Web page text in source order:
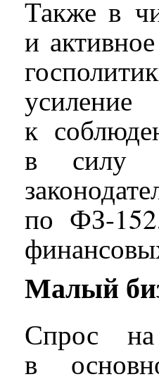
Также в
и
к
в силу
по ФЗ-
Малый
Спрос
в